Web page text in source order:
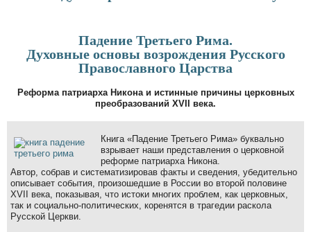
Падение Третьего Рима.
Духовные основы возрождения Русского
Православного Царства
Реформа патриарха Никона и истинные причины церковных
преобразований XVII века.
Книга «Падение Третьего Рима» буквально
взрывает наши представления о церковной
реформе патриарха Никона.
Автор, собрав и систематизировав факты и сведения, убедительно
описывает события, произошедшие в России во второй половине
XVII века, показывая, что истоки многих проблем, как церковных,
так и социально-политических, коренятся в трагедии раскола
Русской Церкви.